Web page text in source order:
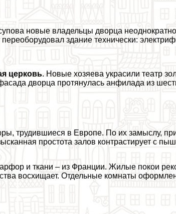
новые владельцы дворца
здание технически:
церковь. Новые хозяева украсили театр
дворца протянулась анфилада из
трудившиеся в Европе. По их замыслу,
простота залов контрастирует с
и ткани – из Франции. Жилые покои
восхищает. Отдельные комнаты